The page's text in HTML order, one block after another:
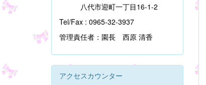
八代市迎町一丁目16-1-2
Tel/Fax : 0965-32-3937
管理責任者：園長 西原 清香
アクセスカウンター